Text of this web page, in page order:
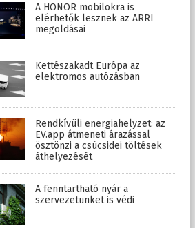
A HONOR mobilokra is
elérhetők lesznek az ARRI
megoldásai
Kettészakadt Európa az
elektromos autózásban
Rendkívüli energiahelyzet: az
EV.app átmeneti árazással
ösztönzi a csúcsidei töltések
áthelyezését
A fenntartható nyár a
szervezetünket is védi